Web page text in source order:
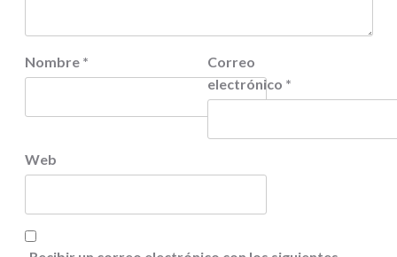
Nombre *
Correo
electrónico *
Web